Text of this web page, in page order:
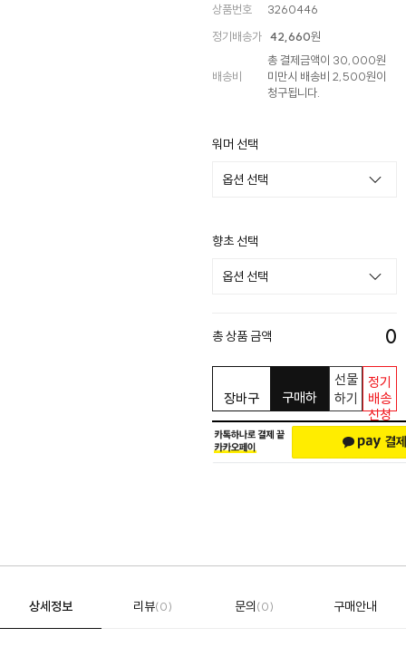
상품번호
3260446
정기배송가 42,660원
배송비
총 결제금액이 30,000원
미만시 배송비 2,500원이
청구됩니다.
워머 선택
향초 선택
총 상품 금액 0
장바구
니
구매하
선물
하기
정기
배송
신청
상세정보 리뷰(0) 문의(0) 구매안내